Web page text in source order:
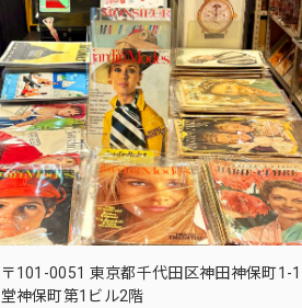
〒101-0051 東京都千代田区神田神保町1-
堂神保町第1ビル2階